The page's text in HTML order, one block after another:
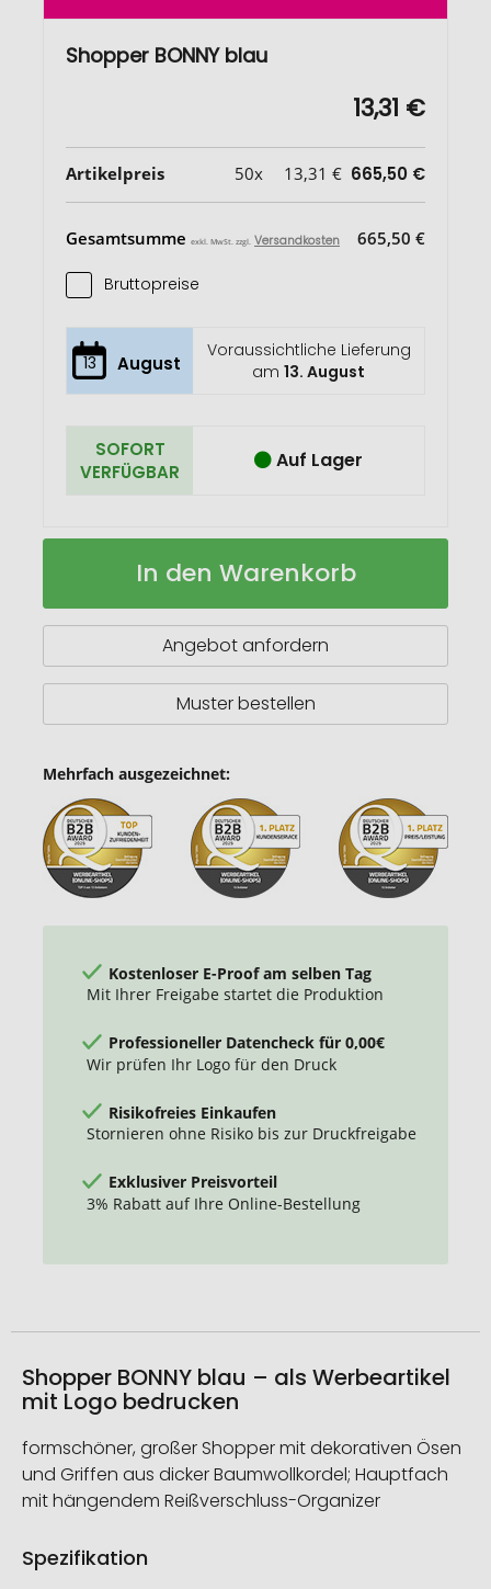
Shopper BONNY blau
13,31 €
Artikelpreis 50x 13,31 € 665,50 €
Gesamtsumme exkl. MwSt. zzgl. Versandkosten 665,50 €
Bruttopreise
13 August
Voraussichtliche Lieferung
am13. August
SOFORT
VERFÜGBAR
Auf Lager
Shopper
Auf
In den Warenkorb
Angebot anfordern
Muster bestellen
Mehrfach ausgezeichnet:
Kostenloser E-Proof am selben Tag
Mit Ihrer Freigabe startet die Produktion
Professioneller Datencheck für 0,00€
Wir prüfen Ihr Logo für den Druck
Risikofreies Einkaufen
Stornieren ohne Risiko bis zur Druckfreigabe
Exklusiver Preisvorteil
3% Rabatt auf Ihre Online-Bestellung
Shopper BONNY blau – als Werbeartikel
mit Logo bedrucken
formschöner, großer Shopper mit dekorativen Ösen
und Griffen aus dicker Baumwollkordel; Hauptfach
mit hängendem Reißverschluss-Organizer
Spezifikation